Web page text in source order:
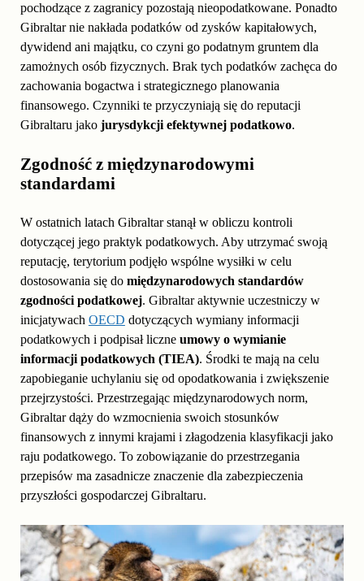
pochodzące z zagranicy pozostają nieopodatkowane. Ponadto
Gibraltar nie nakłada podatków od zysków kapitałowych,
dywidend ani majątku, co czyni go podatnym gruntem dla
zamożnych osób fizycznych. Brak tych podatków zachęca do
zachowania bogactwa i strategicznego planowania
finansowego. Czynniki te przyczyniają się do reputacji
Gibraltaru jako jurysdykcji efektywnej podatkowo.
Zgodność z międzynarodowymi
standardami
W ostatnich latach Gibraltar stanął w obliczu kontroli
dotyczącej jego praktyk podatkowych. Aby utrzymać swoją
reputację, terytorium podjęło wspólne wysiłki w celu
dostosowania się do międzynarodowych standardów
zgodności podatkowej. Gibraltar aktywnie uczestniczy w
inicjatywach OECD dotyczących wymiany informacji
podatkowych i podpisał liczne umowy o wymianie
informacji podatkowych (TIEA). Środki te mają na celu
zapobieganie uchylaniu się od opodatkowania i zwiększenie
przejrzystości. Przestrzegając międzynarodowych norm,
Gibraltar dąży do wzmocnienia swoich stosunków
finansowych z innymi krajami i złagodzenia klasyfikacji jako
raju podatkowego. To zobowiązanie do przestrzegania
przepisów ma zasadnicze znaczenie dla zabezpieczenia
przyszłości gospodarczej Gibraltaru.